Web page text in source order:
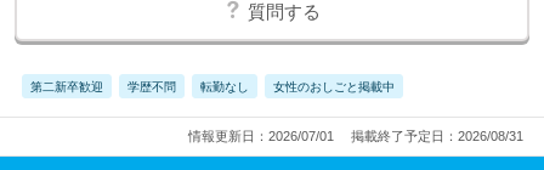
質問する
第二新卒歓迎 学歴不問 転勤なし 女性のおしごと掲載中
情報更新日：2026/07/01 掲載終了予定日：2026/08/31